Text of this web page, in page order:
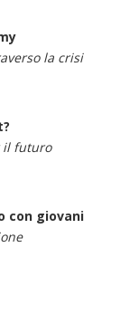
la crisi
il futuro
con giovani